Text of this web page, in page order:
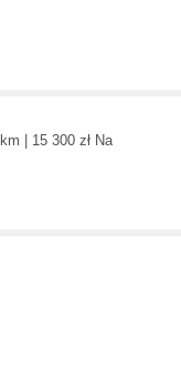
| 15 300 zł Na